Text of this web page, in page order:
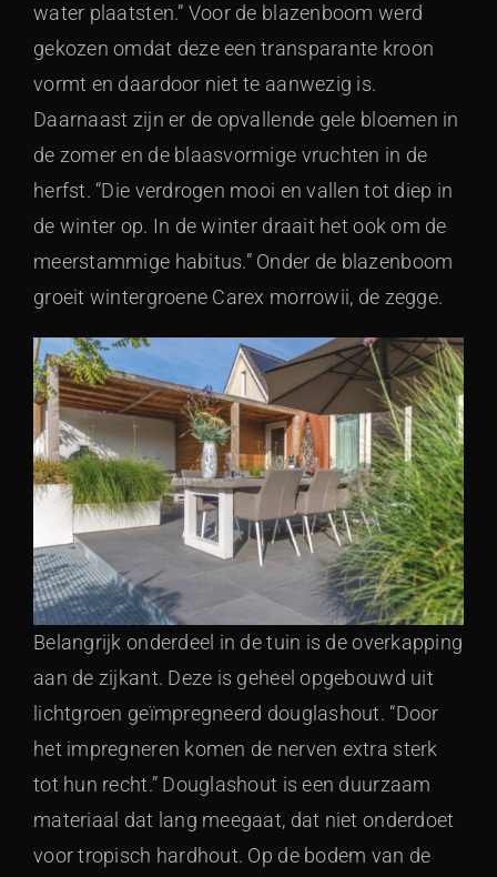
water plaatsten.” Voor de blazenboom werd
gekozen omdat deze een transparante kroon
vormt en daardoor niet te aanwezig is.
Daarnaast zijn er de opvallende gele bloemen in
de zomer en de blaasvormige vruchten in de
herfst. “Die verdrogen mooi en vallen tot diep in
de winter op. In de winter draait het ook om de
meerstammige habitus.” Onder de blazenboom
groeit wintergroene Carex morrowii, de zegge.
Belangrijk onderdeel in de tuin is de overkapping
aan de zijkant. Deze is geheel opgebouwd uit
lichtgroen geïmpregneerd douglashout. “Door
het impregneren komen de nerven extra sterk
tot hun recht.” Douglashout is een duurzaam
materiaal dat lang meegaat, dat niet onderdoet
voor tropisch hardhout. Op de bodem van de